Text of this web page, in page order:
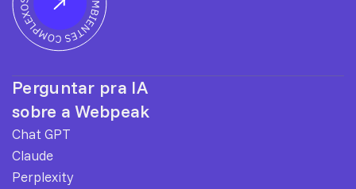
Perguntar pra IA
sobre a Webpeak
Chat GPT
Claude
Perplexity